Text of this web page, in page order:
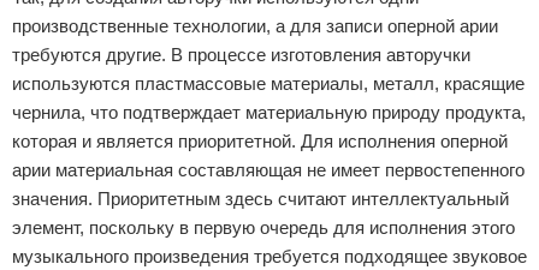
производственные технологии, а для записи оперной арии
требуются другие. В процессе изготовления авторучки
используются пластмассовые материалы, металл, красящие
чернила, что подтверждает материальную природу продукта,
которая и является приоритетной. Для исполнения оперной
арии материальная составляющая не имеет первостепенного
значения. Приоритетным здесь считают интеллектуальный
элемент, поскольку в первую очередь для исполнения этого
музыкального произведения требуется подходящее звуковое